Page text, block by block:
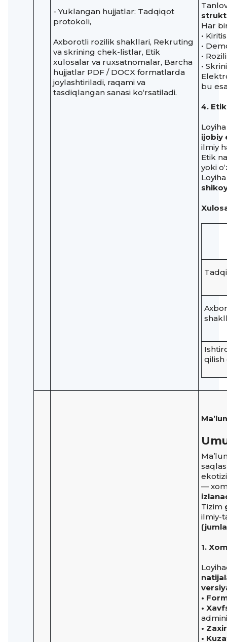
- Yuklangan hujjatlar: Tadqiqot
protokoli,
Axborotli rozilik shakllari, Rekruting
va skrining chek-listlar, Etik
xulosalar va ruxsatnomalar, Barcha
hujjatlar PDF / DOCX formatlarda
joylashtiriladi, raqami va
tasdiqlangan sanasi ko‘rsatiladi.
Har
•
•
•
•
bu
4.
ijobiy
ilmiy
Etik
yoki
—
Tizim
ilmiy-
1.
•
•
•
•